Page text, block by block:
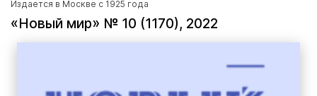
Издается в Москве с 1925 года
«Новый мир» № 10 (1170), 2022